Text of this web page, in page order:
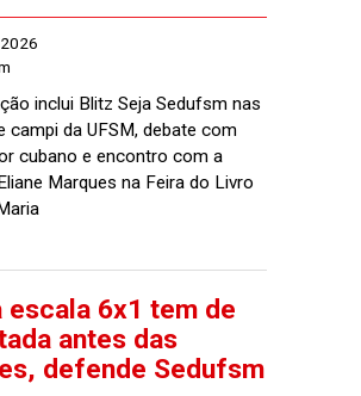
inclui Blitz Seja Sedufsm nas
campi da UFSM, debate com
cubano e encontro com a
Marques na Feira do Livro
escala 6x1 tem de
antes das
defende Sedufsm